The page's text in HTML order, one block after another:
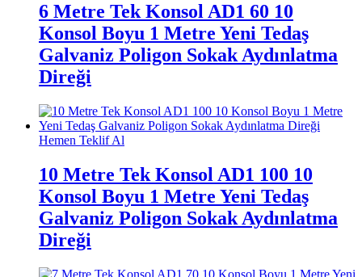
6 Metre Tek Konsol AD1 60 10
Konsol Boyu 1 Metre Yeni Tedaş
Galvaniz Poligon Sokak Aydınlatma
Direği
Hemen Teklif Al
10 Metre Tek Konsol AD1 100 10
Konsol Boyu 1 Metre Yeni Tedaş
Galvaniz Poligon Sokak Aydınlatma
Direği